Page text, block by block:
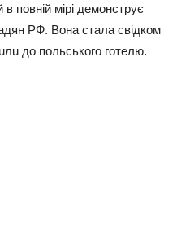
повній мірі демонструє
РФ. Вонa стaлa свідком
до польського готелю.